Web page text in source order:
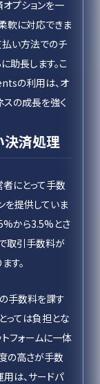
プションを一
軟に対応できま
払い方法でのチ
助長します。こ
の利用は、オ
スの成長を強く
決済処理
にとって手数
を提供していま
から3.5%とさ
取引手数料が
す。
手数料を課す
っては負担とな
フォームに一体
の高さが手数
は、サードパ